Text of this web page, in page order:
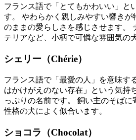
フランス語で「とてもかわいい」と
す。 やわらかく親しみやすい響きが
のままの愛らしさを感じさせます。
テリアなど、小柄で可憐な雰囲気の
シェリー（Chérie）
フランス語で「最愛の人」を意味す
はかけがえのない存在」という気持
っぷりの名前です。 飼い主のそばに
性格の犬によく似合います。
ショコラ（Chocolat）